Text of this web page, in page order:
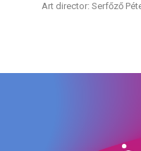
Art director: Serfőző